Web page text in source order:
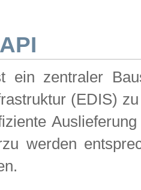
ein zentraler
(EDIS)
werden